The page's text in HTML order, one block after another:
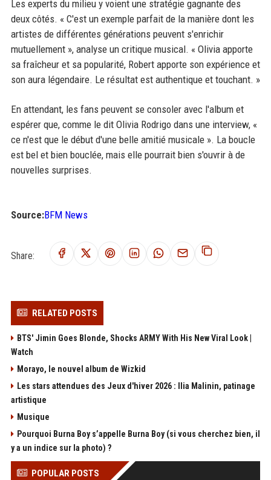
Les experts du milieu y voient une stratégie gagnante des
deux côtés. « C'est un exemple parfait de la manière dont les
artistes de différentes générations peuvent s'enrichir
mutuellement », analyse un critique musical. « Olivia apporte
sa fraîcheur et sa popularité, Robert apporte son expérience et
son aura légendaire. Le résultat est authentique et touchant. »
En attendant, les fans peuvent se consoler avec l'album et
espérer que, comme le dit Olivia Rodrigo dans une interview, «
ce n'est que le début d'une belle amitié musicale ». La boucle
est bel et bien bouclée, mais elle pourrait bien s'ouvrir à de
nouvelles surprises.
Source:BFM News
Share:
RELATED POSTS
BTS' Jimin Goes Blonde, Shocks ARMY With His New Viral Look |
Watch
Morayo, le nouvel album de Wizkid
Les stars attendues des Jeux d'hiver 2026 : Ilia Malinin, patinage
artistique
Musique
Pourquoi Burna Boy s’appelle Burna Boy (si vous cherchez bien, il
y a un indice sur la photo) ?
POPULAR POSTS